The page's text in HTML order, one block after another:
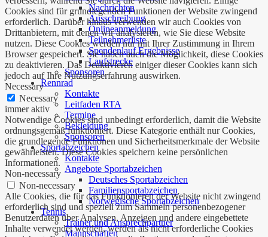
Nachrichten
Ausschreibung
Onlineanmeldung
Teilnehmerliste
Spendenlauf Ergebnisse
Laufstrecke
Sponsoren
Rennrad
Kontakte
Leitfaden RTA
Termine
Bekleidung
Sponsoren
Sportabzeichen
Kontakte
Angebote Sportabzeichen
Deutsches Sportabzeichen
Familiensportabzeichen
Norwegische Sportabzeichen
Tennis
Trainer und Ansprechpartner
Mannschaften
Cookies sind für grundlegenden Funktionen der Website zwingend
erforderlich. Darüber hinaus verwenden wir auch Cookies von
Drittanbietern, mit denen wir analysieren, wie Sie diese Website
nutzen. Diese Cookies werden nur mit Ihrer Zustimmung in Ihrem
Browser gespeichert. Sie haben auch die Möglichkeit, diese Cookies
zu deaktivieren. Das Deaktivieren einiger dieser Cookies kann sich
jedoch auf Ihre Nutzungserfahrung auswirken.
Necessary
Necessary
immer aktiv
Notwendige Cookies sind unbedingt erforderlich, damit die Website
ordnungsgemäß funktioniert. Diese Kategorie enthält nur Cookies,
die grundlegende Funktionen und Sicherheitsmerkmale der Website
gewährleisten. Diese Cookies speichern keine persönlichen
Informationen.
Non-necessary
Non-necessary
Alle Cookies, die für das Funktionieren der Website nicht zwingend
erforderlich sind und speziell zum Sammeln personenbezogener
Benutzerdaten über Analysen, Anzeigen und andere eingebettete
Inhalte verwendet werden, werden als nicht erforderliche Cookies